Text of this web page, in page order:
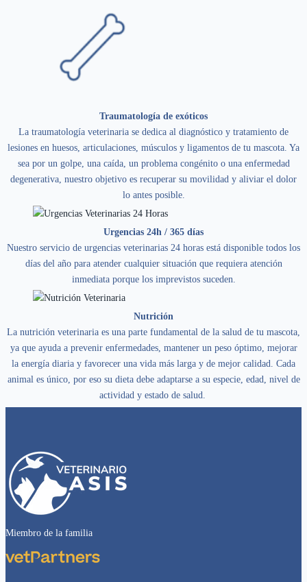
Traumatología de exóticos
La traumatología veterinaria se dedica al diagnóstico y tratamiento de
lesiones en huesos, articulaciones, músculos y ligamentos de tu mascota. Ya
sea por un golpe, una caída, un problema congénito o una enfermedad
degenerativa, nuestro objetivo es recuperar su movilidad y aliviar el dolor
lo antes posible.
Urgencias 24h / 365 días
Nuestro servicio de urgencias veterinarias 24 horas está disponible todos los
días del año para atender cualquier situación que requiera atención
inmediata porque los imprevistos suceden.
Nutrición
La nutrición veterinaria es una parte fundamental de la salud de tu mascota,
ya que ayuda a prevenir enfermedades, mantener un peso óptimo, mejorar
la energía diaria y favorecer una vida más larga y de mejor calidad. Cada
animal es único, por eso su dieta debe adaptarse a su especie, edad, nivel de
actividad y estado de salud.
Miembro de la familia